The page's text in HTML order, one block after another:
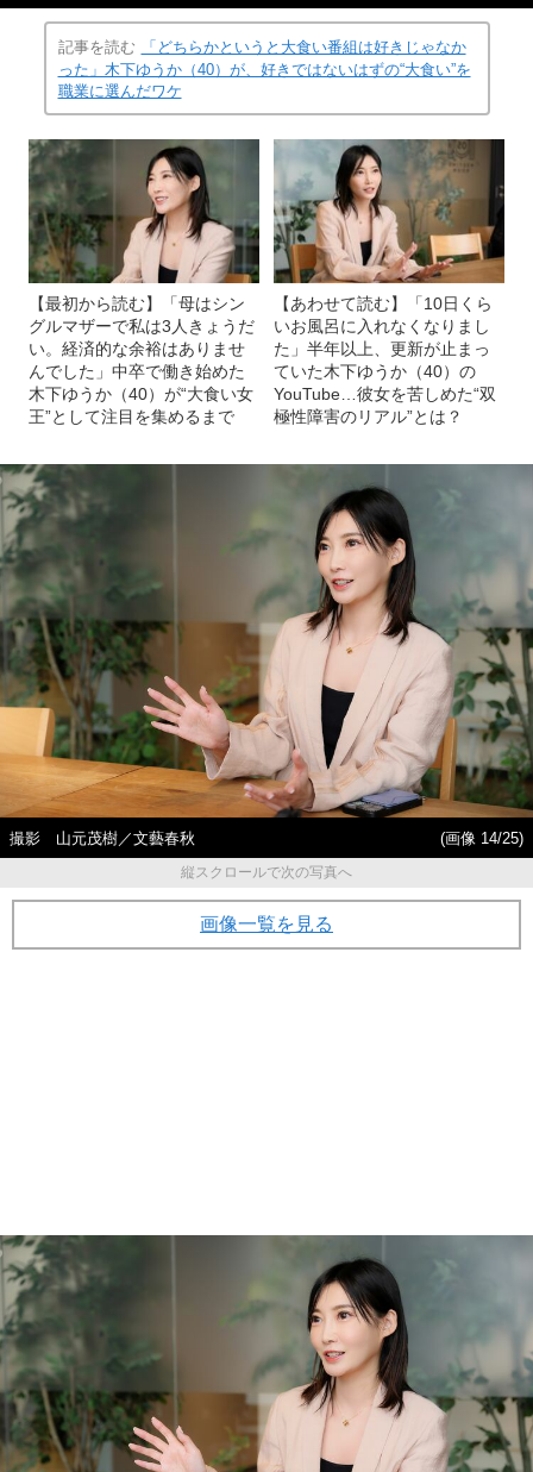
記事を読む
「どちらかというと大食い番組は好きじゃなか
った」木下ゆうか（40）が、好きではないはずの“大食い”を
職業に選んだワケ
【最初から読む】「母はシン
グルマザーで私は3人きょうだ
い。経済的な余裕はありませ
んでした」中卒で働き始めた
木下ゆうか（40）が“大食い女
王”として注目を集めるまで
【あわせて読む】「10日くら
いお風呂に入れなくなりまし
た」半年以上、更新が止まっ
ていた木下ゆうか（40）の
YouTube…彼女を苦しめた“双
極性障害のリアル”とは？
撮影 山元茂樹／文藝春秋
(画像 14/25)
縦スクロールで次の写真へ
画像一覧を見る